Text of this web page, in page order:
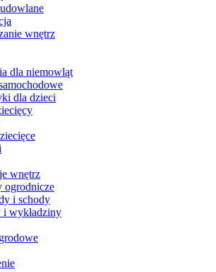
wnętrz
dla niemowląt
dla dzieci
wnętrz
ogrodnicze
i schody
wykładziny